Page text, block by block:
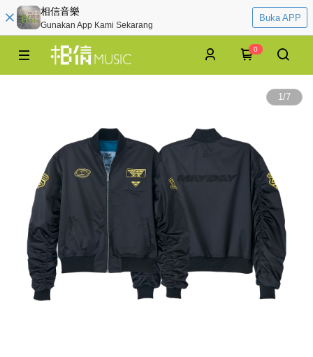
相信音樂
Gunakan App Kami Sekarang
Buka APP
0
1/7